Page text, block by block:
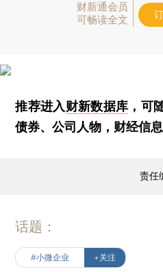
财新通会员
可畅读全文
推荐进入财新数据库 ，可
债券、公司人物，财经信息
责任
话题：
#小微企业 +关注